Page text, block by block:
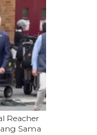
Reacher
Sama